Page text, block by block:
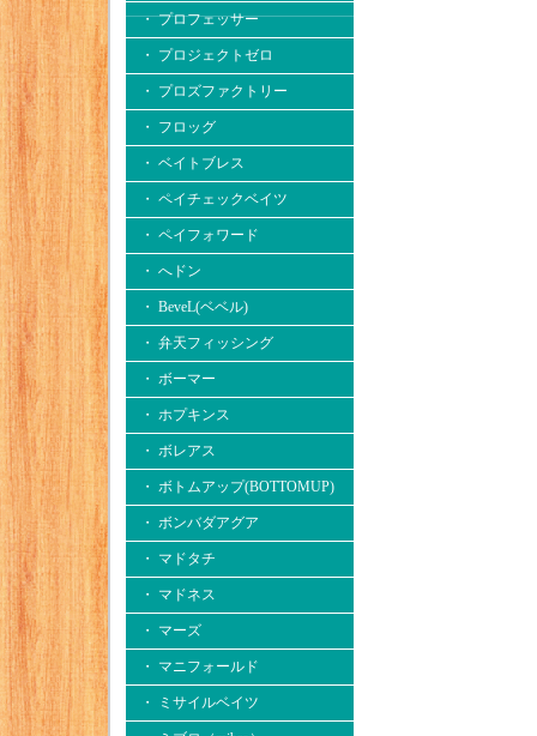
・ プロフェッサー
・ プロジェクトゼロ
・ プロズファクトリー
・ フロッグ
・ ベイトブレス
・ ペイチェックベイツ
・ ペイフォワード
・ へドン
・ BeveL(ベベル)
・ 弁天フィッシング
・ ボーマー
・ ホプキンス
・ ボレアス
・ ボトムアップ(BOTTOMUP)
・ ボンバダアグア
・ マドタチ
・ マドネス
・ マーズ
・ マニフォールド
・ ミサイルベイツ